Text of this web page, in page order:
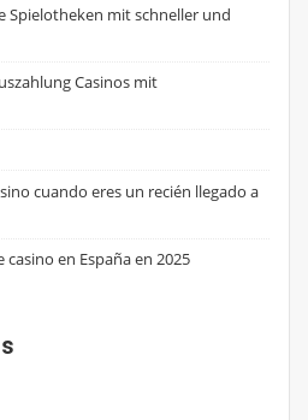
Spielotheken mit schneller und
Casinos mit
cuando eres un recién llegado a
en España en 2025